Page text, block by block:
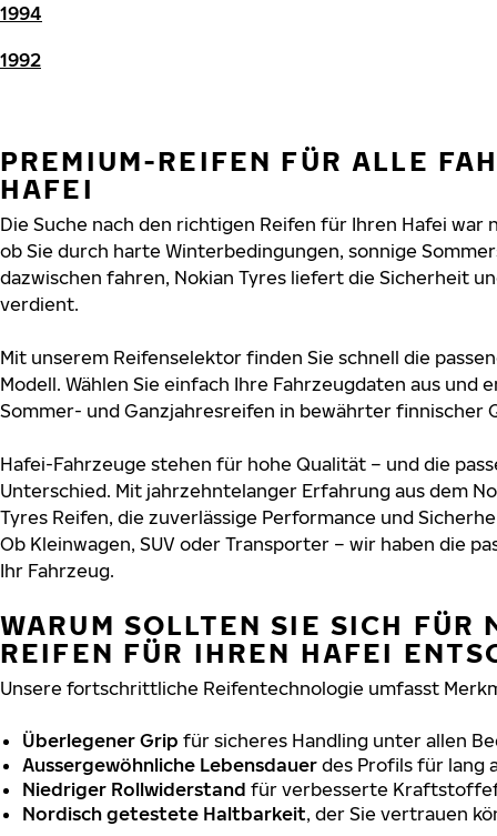
1994
1992
PREMIUM-REIFEN FÜR ALLE
HAFEI
Die Suche nach den richtigen Reifen für Ihren Hafei war
ob Sie durch harte Winterbedingungen, sonnige
dazwischen fahren, Nokian Tyres liefert die Sicherheit
verdient.
Mit unserem Reifenselektor finden Sie schnell die
Modell. Wählen Sie einfach Ihre Fahrzeugdaten aus und
Sommer- und Ganzjahresreifen in bewährter finnischer
Hafei-Fahrzeuge stehen für hohe Qualität – und die
Unterschied. Mit jahrzehntelanger Erfahrung aus dem
Tyres Reifen, die zuverlässige Performance und
Ob Kleinwagen, SUV oder Transporter – wir haben die
Ihr Fahrzeug.
WARUM SOLLTEN SIE SICH FÜR
REIFEN FÜR IHREN HAFEI
Unsere fortschrittliche Reifentechnologie umfasst
Überlegener Grip für sicheres Handling unter allen
Aussergewöhnliche Lebensdauer des Profils für lang
Niedriger Rollwiderstand für verbesserte
Nordisch getestete Haltbarkeit, der Sie vertrauen